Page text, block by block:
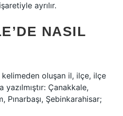
ayrılır.
NASIL
oluşan il, ilçe, ilçe
Çanakkale,
Pınarbaşı, Şebinkarahisar;